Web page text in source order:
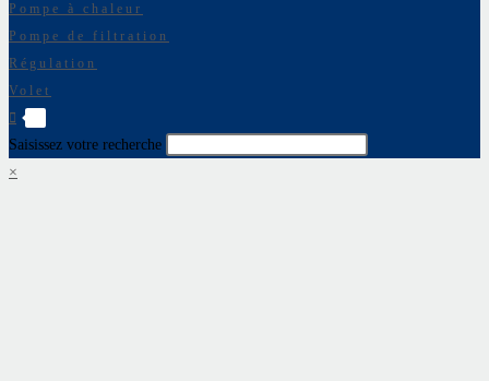
Pompe à chaleur
Pompe de filtration
Régulation
Volet
Saisissez votre recherche
×